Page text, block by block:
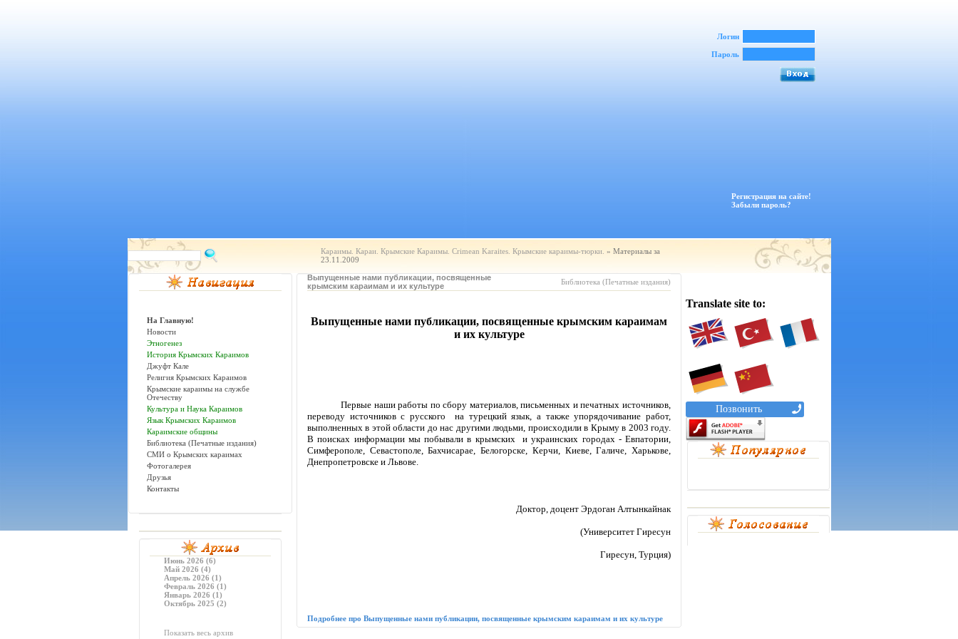
Логин
Пароль
Регистрация на сайте!
Забыли пароль?
Караимы. Караи. Крымские Караимы. Crimean Karaites. Крымские караимы-тюрки. » Материалы за
23.11.2009
На Главную!
Новости
Этногенез
История Крымских Караимов
Джуфт Кале
Религия Крымских Караимов
Крымские караимы на службе
Отечеству
Культура и Наука Караимов
Язык Крымских Караимов
Караимские общины
Библиотека (Печатные издания)
СМИ о Крымских караимах
Фотогалерея
Друзья
Контакты
Июнь 2026 (6)
Май 2026 (4)
Апрель 2026 (1)
Февраль 2026 (1)
Январь 2026 (1)
Октябрь 2025 (2)
Показать весь архив
Выпущенные нами публикации, посвященные
крымским караимам и их культуре
Библиотека (Печатные издания)
Выпущенные нами публикации, посвященные крымским караимам
и их культуре
Первые наши работы по сбору материалов, письменных и печатных источников,
переводу источников с русского на турецкий язык, а также упорядочивание работ,
выполненных в этой области до нас другими людьми, происходили в Крыму в 2003 году.
В поисках информации мы побывали в крымских и украинских городах - Евпатории,
Симферополе, Севастополе, Бахчисарае, Белогорске, Керчи, Киеве, Галиче, Харькове,
Днепропетровске и Львове.
Доктор, доцент Эрдоган Алтынкайнак
(Университет Гиресун
Гиресун, Турция)
Подробнее про Выпущенные нами публикации, посвященные крымским караимам и их культуре
Translate site to:
Позвонить